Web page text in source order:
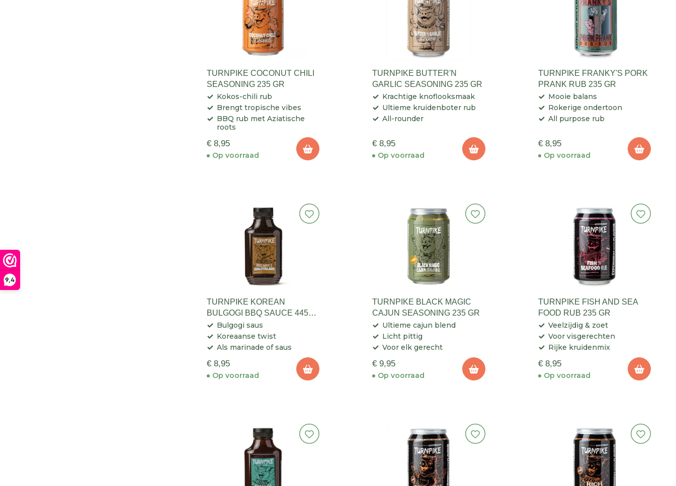
9,4
TURNPIKE COCONUT CHILI
SEASONING 235 GR
Kokos-chili rub
Brengt tropische vibes
BBQ rub met Aziatische
roots
€ 8,95
Op voorraad
TURNPIKE BUTTER'N
GARLIC SEASONING 235 GR
Krachtige knoflooksmaak
Ultieme kruidenboter rub
All-rounder
€ 8,95
Op voorraad
TURNPIKE FRANKY'S PORK
PRANK RUB 235 GR
Mooie balans
Rokerige ondertoon
All purpose rub
€ 8,95
Op voorraad
TURNPIKE KOREAN
BULGOGI BBQ SAUCE 445
GRBulgogi saus
Koreaanse twist
Als marinade of saus
€ 8,95
Op voorraad
TURNPIKE BLACK MAGIC
CAJUN SEASONING 235 GR
Ultieme cajun blend
Licht pittig
Voor elk gerecht
€ 9,95
Op voorraad
TURNPIKE FISH AND SEA
FOOD RUB 235 GR
Veelzijdig & zoet
Voor visgerechten
Rijke kruidenmix
€ 8,95
Op voorraad